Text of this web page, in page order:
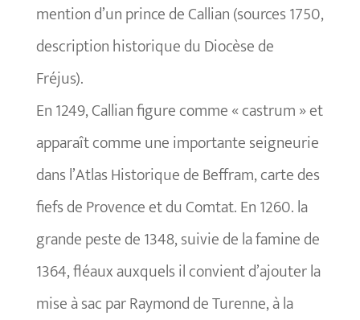
mention d’un prince de Callian (sources 1750,
description historique du Diocèse de
Fréjus).
En 1249, Callian figure comme « castrum » et
apparaît comme une importante seigneurie
dans l’Atlas Historique de Beffram, carte des
fiefs de Provence et du Comtat. En 1260. la
grande peste de 1348, suivie de la famine de
1364, fléaux auxquels il convient d’ajouter la
mise à sac par Raymond de Turenne, à la